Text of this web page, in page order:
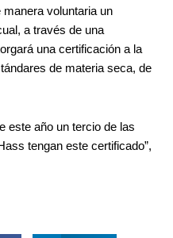
voluntaria un
a través de una
una certificación a la
de materia seca, de
este año un tercio de las
tengan este certificado”,